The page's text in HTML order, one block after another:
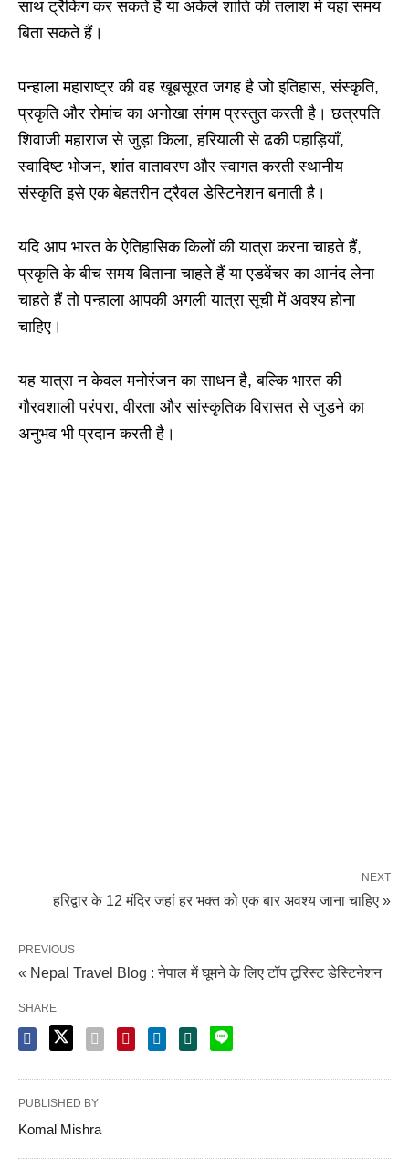
साथ ट्रैकिंग कर सकते हैं या अकेले शांति की तलाश में यहां समय
बिता सकते हैं।
पन्हाला महाराष्ट्र की वह खूबसूरत जगह है जो इतिहास, संस्कृति,
प्रकृति और रोमांच का अनोखा संगम प्रस्तुत करती है। छत्रपति
शिवाजी महाराज से जुड़ा किला, हरियाली से ढकी पहाड़ियाँ,
स्वादिष्ट भोजन, शांत वातावरण और स्वागत करती स्थानीय
संस्कृति इसे एक बेहतरीन ट्रैवल डेस्टिनेशन बनाती है।
यदि आप भारत के ऐतिहासिक किलों की यात्रा करना चाहते हैं,
प्रकृति के बीच समय बिताना चाहते हैं या एडवेंचर का आनंद लेना
चाहते हैं तो पन्हाला आपकी अगली यात्रा सूची में अवश्य होना
चाहिए।
यह यात्रा न केवल मनोरंजन का साधन है, बल्कि भारत की
गौरवशाली परंपरा, वीरता और सांस्कृतिक विरासत से जुड़ने का
अनुभव भी प्रदान करती है।
NEXT
हरिद्वार के 12 मंदिर जहां हर भक्त को एक बार अवश्य जाना चाहिए »
PREVIOUS
« Nepal Travel Blog : नेपाल में घूमने के लिए टॉप टूरिस्ट डेस्टिनेशन
SHARE
PUBLISHED BY
Komal Mishra